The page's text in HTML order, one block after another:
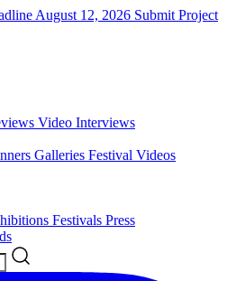
August 12, 2026 Submit Project
Video Interviews
Galleries Festival Videos
Festivals Press